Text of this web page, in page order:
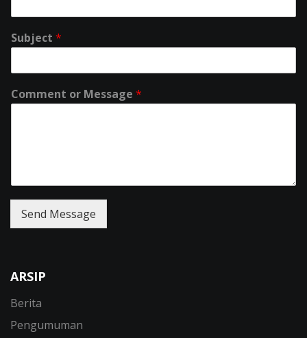
Subject *
Comment or Message *
Send Message
ARSIP
Berita
Pengumuman